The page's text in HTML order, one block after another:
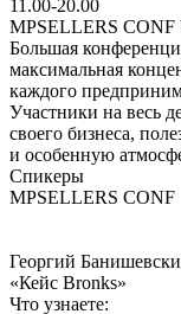
11.00-20.00
MPSELLERS CONF
Большая
максимальная
каждого
Участники на весь
своего бизнеса,
и особенную
Спикеры
MPSELLERS CONF
Георгий
«Кейс Bronks»
Что узнаете: